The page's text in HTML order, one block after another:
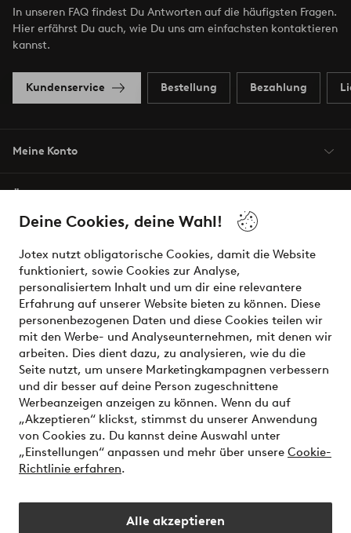
Deine Cookies, deine Wahl!
Jotex nutzt obligatorische Cookies, damit die Website
funktioniert, sowie Cookies zur Analyse,
personalisiertem Inhalt und um dir eine relevantere
Erfahrung auf unserer Website bieten zu können. Diese
personenbezogenen Daten und diese Cookies teilen wir
mit den Werbe- und Analyseunternehmen, mit denen wir
arbeiten. Dies dient dazu, zu analysieren, wie du die
Seite nutzt, um unsere Marketingkampagnen verbessern
und dir besser auf deine Person zugeschnittene
Werbeanzeigen anzeigen zu können. Wenn du auf
„Akzeptieren“ klickst, stimmst du unserer Anwendung
von Cookies zu. Du kannst deine Auswahl unter
„Einstellungen“ anpassen und mehr über unsere Cookie-
Richtlinie erfahren.
Alle akzeptieren
In unseren FAQ findest Du Antworten auf die häufigsten Fragen.
Hier erfährst Du auch, wie Du uns am einfachsten kontaktieren
kannst.
Kundenservice Bestellung Bezahlung
Meine Konto
Bedingungen
Sichere Zahlungen - Jetzt bezahlen oder aufteilen
Möchtest du mehr über unsere
Zahlungsmöglichkeitenerfahren?